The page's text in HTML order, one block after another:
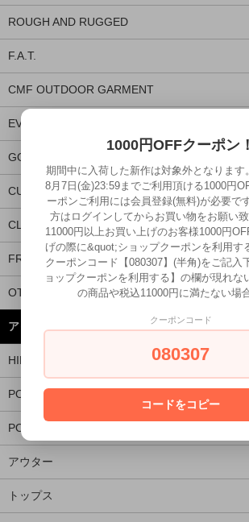
ROUGH AND RUGGED
F.A.T.
CMF OUTDOOR GARMENT
EVILACT
GOODSPEED equipment
CUTRATE
CLUCT
FRAGRANCE CAFE
OTHER BRANDS
アイテムから探す
HIDE AND SEEK × 西浦徹
PORKCHOP×MASSES
PORKCHOP×AIRWALK
アウター
トップス
1000円OFFクーポン！
期間中に入荷した新作は対象外となります
8月7日(金)23:59までご利用頂ける1000円
ーポンご利用には会員登録(無料)が必要で
方はログインしてからお買い物をお願い
11000円以上お買い上げのお客様1000円
げの際に&quot;ショップクーポンを利用す
クーポンコード【080307】(半角)をご記
ョップクーポンを利用する】の欄が現れな
の商品や税込11000円に満たない場
クーポンコード
080307
コードをコピー